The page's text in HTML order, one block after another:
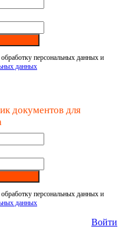
обработку персональных данных и
данных
документов для
обработку персональных данных и
данных
Войти